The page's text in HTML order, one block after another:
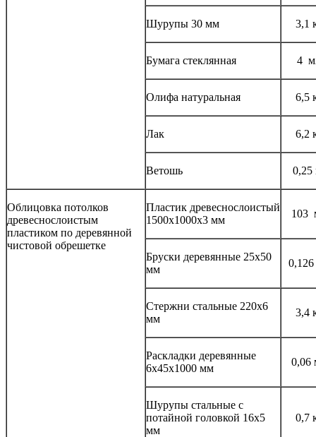
Шурупы 30 мм 3,1
Бумага стеклянная 4
Олифа натуральная 6,5
Лак 6,2
Ветошь 0,25
Облицовка потолков
древеснослоистым
пластиком по деревянной
чистовой обрешетке
Пластик древеснослоистый
1500x1000x3 мм
103
Бруски деревянные 25x50
мм
Стержни стальные 220x6
мм
3,4
Раскладки деревянные
6x45x1000 мм
0,06
Шурупы стальные с
потайной головкой 16x5
мм
0,7